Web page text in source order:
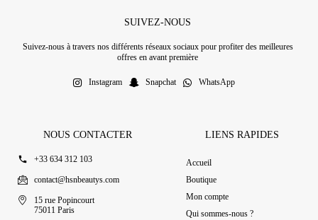
SUIVEZ-NOUS
Suivez-nous à travers nos différents réseaux sociaux pour profiter des meilleures
offres en avant première
Instagram Snapchat WhatsApp
NOUS CONTACTER
+33 634 312 103
contact@hsnbeautys.com
15 rue Popincourt
75011 Paris
LIENS RAPIDES
Accueil
Boutique
Mon compte
Qui sommes-nous ?